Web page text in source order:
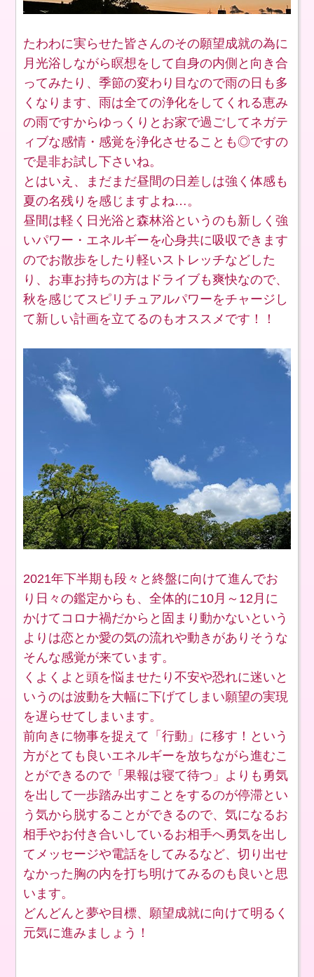
たわわに実らせた皆さんのその願望成就の為に
月光浴しながら瞑想をして自身の内側と向き合
ってみたり、季節の変わり目なので雨の日も多
くなります、雨は全ての浄化をしてくれる恵み
の雨ですからゆっくりとお家で過ごしてネガテ
ィブな感情・感覚を浄化させることも◎ですの
で是非お試し下さいね。
とはいえ、まだまだ昼間の日差しは強く体感も
夏の名残りを感じますよね…。
昼間は軽く日光浴と森林浴というのも新しく強
いパワー・エネルギーを心身共に吸収できます
のでお散歩をしたり軽いストレッチなどした
り、お車お持ちの方はドライブも爽快なので、
秋を感じてスピリチュアルパワーをチャージし
て新しい計画を立てるのもオススメです！！
2021年下半期も段々と終盤に向けて進んでお
り日々の鑑定からも、全体的に10月～12月に
かけてコロナ禍だからと固まり動かないという
よりは恋とか愛の気の流れや動きがありそうな
そんな感覚が来ています。
くよくよと頭を悩ませたり不安や恐れに迷いと
いうのは波動を大幅に下げてしまい願望の実現
を遅らせてしまいます。
前向きに物事を捉えて「行動」に移す！という
方がとても良いエネルギーを放ちながら進むこ
とができるので「果報は寝て待つ」よりも勇気
を出して一歩踏み出すことをするのが停滞とい
う気から脱することができるので、気になるお
相手やお付き合いしているお相手へ勇気を出し
てメッセージや電話をしてみるなど、切り出せ
なかった胸の内を打ち明けてみるのも良いと思
います。
どんどんと夢や目標、願望成就に向けて明るく
元気に進みましょう！